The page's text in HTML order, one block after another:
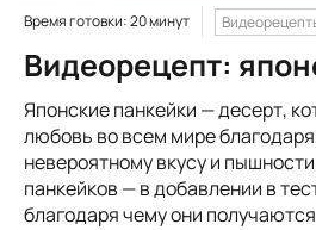
Время готовки: 20 минут
Видеорецепт:
Японские панкейки — десерт,
любовь во всем мире
невероятному вкусу и
панкейков — в добавлении в
благодаря чему они